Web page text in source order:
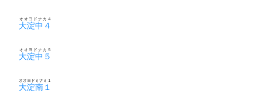
大淀中４
オオヨドナカ４
大淀中５
オオヨドナカ５
大淀南１
オオヨドミナミ１